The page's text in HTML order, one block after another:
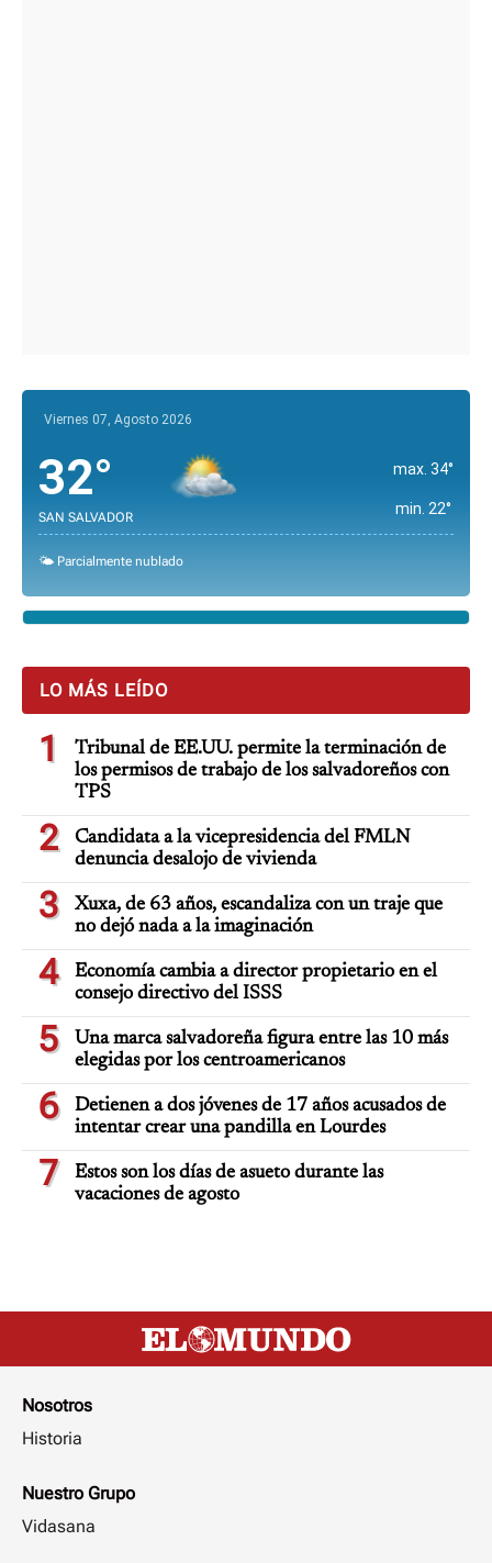
Viernes 07, Agosto 2026
32°
SAN SALVADOR
max. 34°
min. 22°
🌤️ Parcialmente nublado
LO MÁS LEÍDO
1
Tribunal de EE.UU. permite la terminación de
los permisos de trabajo de los salvadoreños con
TPS
2
Candidata a la vicepresidencia del FMLN
denuncia desalojo de vivienda
3
Xuxa, de 63 años, escandaliza con un traje que
no dejó nada a la imaginación
4
Economía cambia a director propietario en el
consejo directivo del ISSS
5
Una marca salvadoreña figura entre las 10 más
elegidas por los centroamericanos
6
Detienen a dos jóvenes de 17 años acusados de
intentar crear una pandilla en Lourdes
7
Estos son los días de asueto durante las
vacaciones de agosto
Nosotros
Historia
Nuestro Grupo
Vidasana